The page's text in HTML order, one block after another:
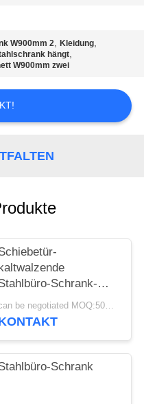
W900mm 2,Kleidung,
hängt,
W900mm zwei
kaltwalzende
Schrank-
Hersteller
can be negotiated MOQ:50PCS
Schrank